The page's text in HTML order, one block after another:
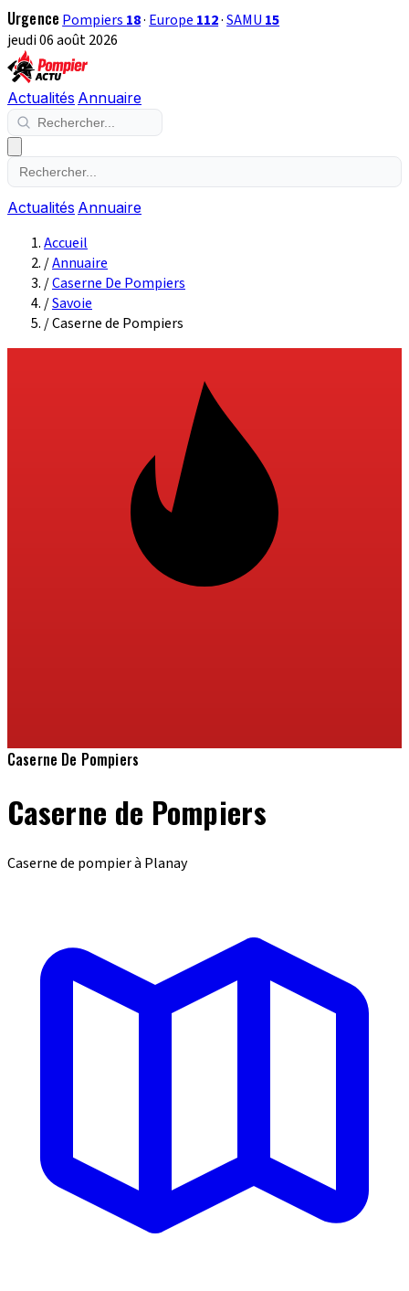
Urgence Pompiers 18· Europe 112·SAMU 15
jeudi 06 août 2026
Actualités Annuaire
Actualités Annuaire
Accueil
/Annuaire
/Caserne De Pompiers
/Savoie
/Caserne de Pompiers
Caserne De Pompiers
Caserne de Pompiers
Caserne de pompier à Planay